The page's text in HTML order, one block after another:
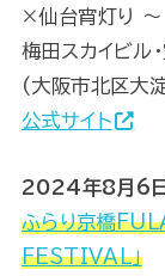
×仙台宵灯り ～
梅田スカイビ
(大阪市北区
公式サイト
2024年8月6
ふらり京橋
FESTIVAL」